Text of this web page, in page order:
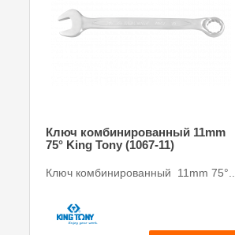
Ключ комбинированный 11mm
75° King Tony (1067-11)
Ключ комбинированный 11mm 75°..